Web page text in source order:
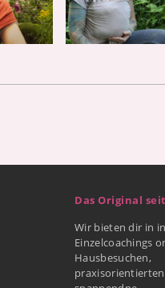
Das Original
Wir bieten dir in
Einzelcoachings
Hausbesuchen,